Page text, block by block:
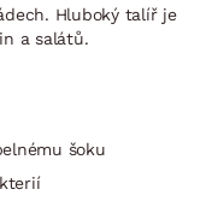
Hluboký talíř je
a salátů.
šoku